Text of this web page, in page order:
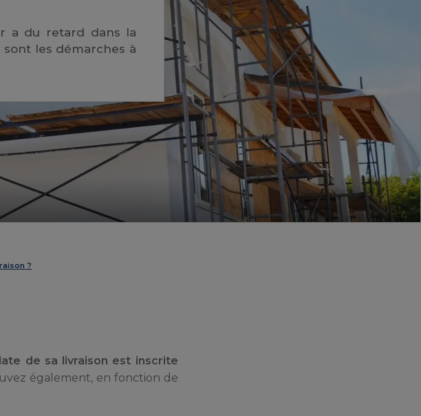
a du retard dans la
les démarches à
?
de sa livraison est inscrite
également, en fonction de